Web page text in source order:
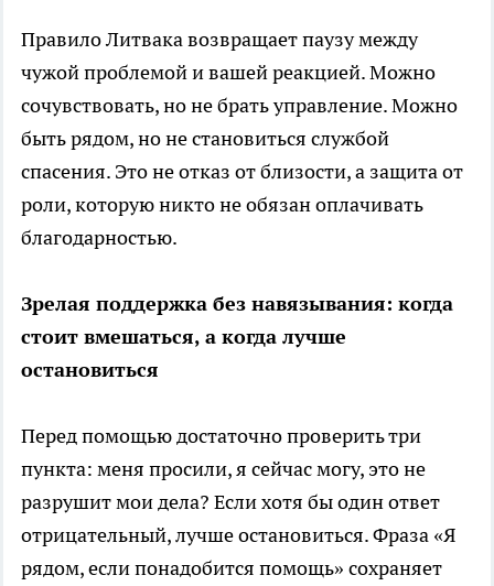
Правило Литвака возвращает паузу между
чужой проблемой и вашей реакцией. Можно
сочувствовать, но не брать управление. Можно
быть рядом, но не становиться службой
спасения. Это не отказ от близости, а защита от
роли, которую никто не обязан оплачивать
благодарностью.
Зрелая поддержка без навязывания: когда
стоит вмешаться, а когда лучше
остановиться
Перед помощью достаточно проверить три
пункта: меня просили, я сейчас могу, это не
разрушит мои дела? Если хотя бы один ответ
отрицательный, лучше остановиться. Фраза «Я
рядом, если понадобится помощь» сохраняет